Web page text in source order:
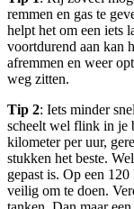
remmen en gas te
helpt het om een iets
voortdurend aan kan
afremmen en weer
weg zitten.
Tip 2: Iets minder
scheelt wel flink in je
kilometer per uur,
stukken het beste.
gepast is. Op een
veilig om te doen.